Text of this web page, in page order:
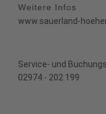
Weitere Infos
www.sauerland-
Service- und
02974 - 202 199